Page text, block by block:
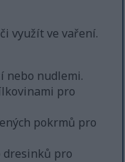
využít ve vaření.
nebo nudlemi.
pro
pokrmů pro
dresinků pro